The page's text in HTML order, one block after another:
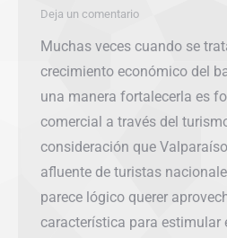
Deja un comentario
Muchas veces cuando se
crecimiento económico del
una manera fortalecerla es
comercial a través del
consideración que
afluente de turistas
parece lógico querer
característica para estimular